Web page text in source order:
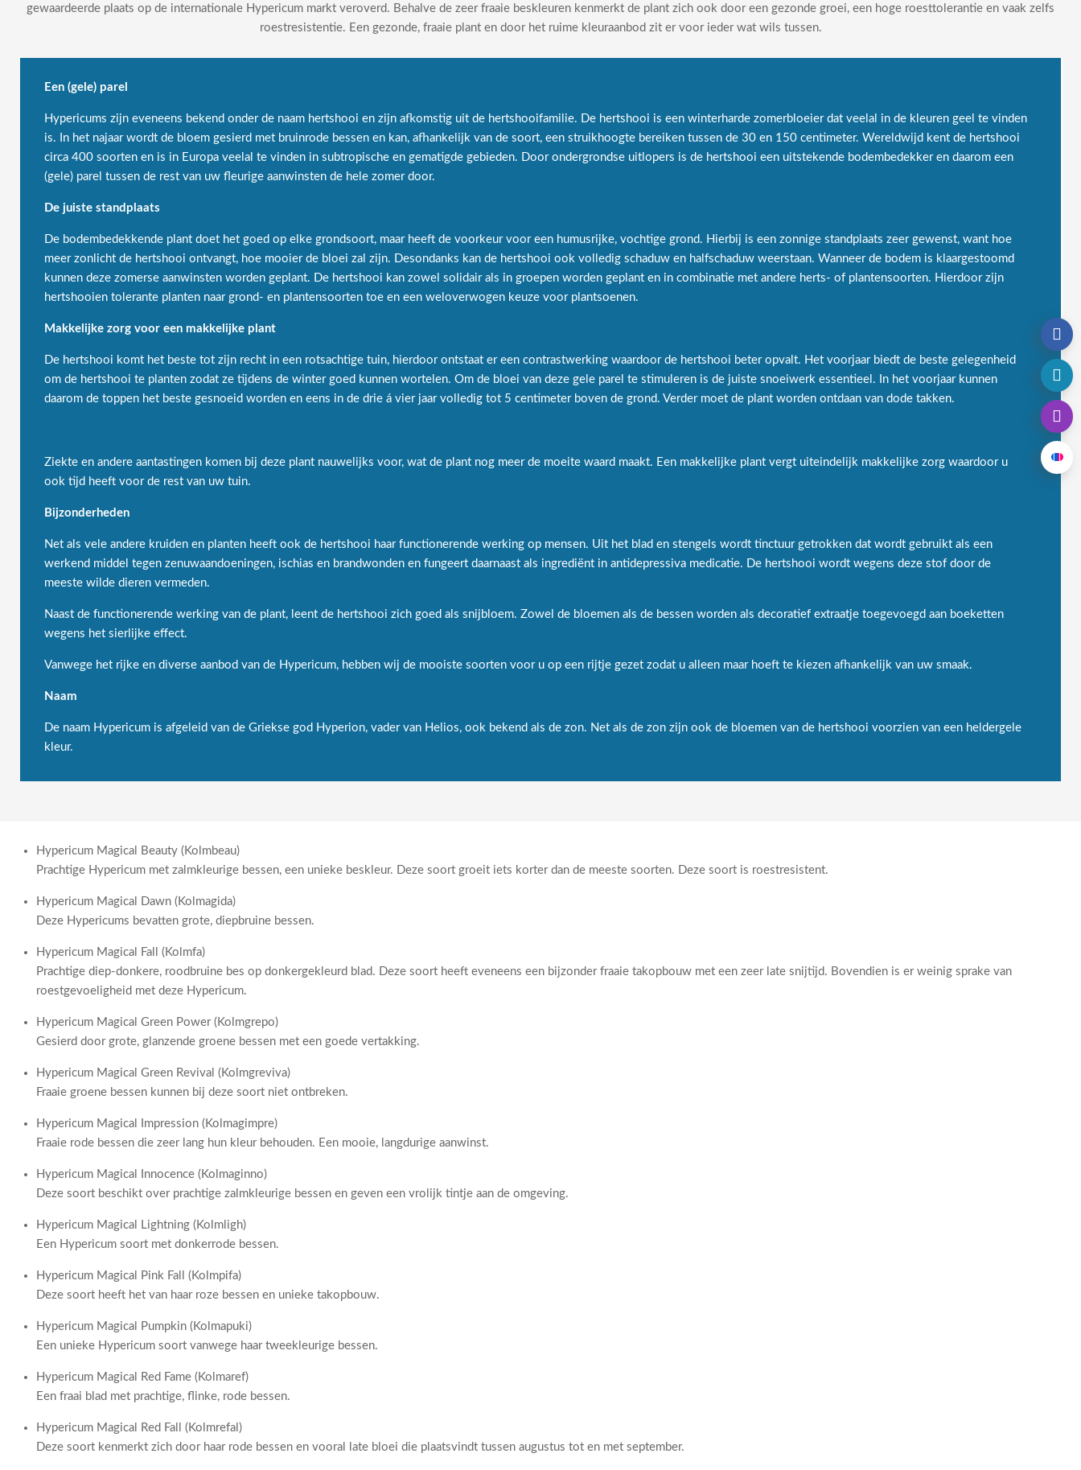
gewaardeerde plaats op de internationale Hypericum markt veroverd. Behalve de zeer fraaie beskleuren kenmerkt de plant zich ook door een gezonde groei, een hoge roesttolerantie en vaak zelfs
roestresistentie. Een gezonde, fraaie plant en door het ruime kleuraanbod zit er voor ieder wat wils tussen.
Een (gele) parel
Hypericums zijn eveneens bekend onder de naam hertshooi en zijn afkomstig uit de hertshooifamilie. De hertshooi is een winterharde zomerbloeier dat veelal in de kleuren geel te vinden
is. In het najaar wordt de bloem gesierd met bruinrode bessen en kan, afhankelijk van de soort, een struikhoogte bereiken tussen de 30 en 150 centimeter. Wereldwijd kent de hertshooi
circa 400 soorten en is in Europa veelal te vinden in subtropische en gematigde gebieden. Door ondergrondse uitlopers is de hertshooi een uitstekende bodembedekker en daarom een
(gele) parel tussen de rest van uw fleurige aanwinsten de hele zomer door.
De juiste standplaats
De bodembedekkende plant doet het goed op elke grondsoort, maar heeft de voorkeur voor een humusrijke, vochtige grond. Hierbij is een zonnige standplaats zeer gewenst, want hoe
meer zonlicht de hertshooi ontvangt, hoe mooier de bloei zal zijn. Desondanks kan de hertshooi ook volledig schaduw en halfschaduw weerstaan. Wanneer de bodem is klaargestoomd
kunnen deze zomerse aanwinsten worden geplant. De hertshooi kan zowel solidair als in groepen worden geplant en in combinatie met andere herts- of plantensoorten. Hierdoor zijn
hertshooien tolerante planten naar grond- en plantensoorten toe en een weloverwogen keuze voor plantsoenen.
Makkelijke zorg voor een makkelijke plant
De hertshooi komt het beste tot zijn recht in een rotsachtige tuin, hierdoor ontstaat er een contrastwerking waardoor de hertshooi beter opvalt. Het voorjaar biedt de beste gelegenheid
om de hertshooi te planten zodat ze tijdens de winter goed kunnen wortelen. Om de bloei van deze gele parel te stimuleren is de juiste snoeiwerk essentieel. In het voorjaar kunnen
daarom de toppen het beste gesnoeid worden en eens in de drie á vier jaar volledig tot 5 centimeter boven de grond. Verder moet de plant worden ontdaan van dode takken.
Ziekte en andere aantastingen komen bij deze plant nauwelijks voor, wat de plant nog meer de moeite waard maakt. Een makkelijke plant vergt uiteindelijk makkelijke zorg waardoor u
ook tijd heeft voor de rest van uw tuin.
Bijzonderheden
Net als vele andere kruiden en planten heeft ook de hertshooi haar functionerende werking op mensen. Uit het blad en stengels wordt tinctuur getrokken dat wordt gebruikt als een
werkend middel tegen zenuwaandoeningen, ischias en brandwonden en fungeert daarnaast als ingrediënt in antidepressiva medicatie. De hertshooi wordt wegens deze stof door de
meeste wilde dieren vermeden.
Naast de functionerende werking van de plant, leent de hertshooi zich goed als snijbloem. Zowel de bloemen als de bessen worden als decoratief extraatje toegevoegd aan boeketten
wegens het sierlijke effect.
Vanwege het rijke en diverse aanbod van de Hypericum, hebben wij de mooiste soorten voor u op een rijtje gezet zodat u alleen maar hoeft te kiezen afhankelijk van uw smaak.
Naam
De naam Hypericum is afgeleid van de Griekse god Hyperion, vader van Helios, ook bekend als de zon. Net als de zon zijn ook de bloemen van de hertshooi voorzien van een heldergele
kleur.
Hypericum Magical Beauty (Kolmbeau)
Prachtige Hypericum met zalmkleurige bessen, een unieke beskleur. Deze soort groeit iets korter dan de meeste soorten. Deze soort is roestresistent.
Hypericum Magical Dawn (Kolmagida)
Deze Hypericums bevatten grote, diepbruine bessen.
Hypericum Magical Fall (Kolmfa)
Prachtige diep-donkere, roodbruine bes op donkergekleurd blad. Deze soort heeft eveneens een bijzonder fraaie takopbouw met een zeer late snijtijd. Bovendien is er weinig sprake van
roestgevoeligheid met deze Hypericum.
Hypericum Magical Green Power (Kolmgrepo)
Gesierd door grote, glanzende groene bessen met een goede vertakking.
Hypericum Magical Green Revival (Kolmgreviva)
Fraaie groene bessen kunnen bij deze soort niet ontbreken.
Hypericum Magical Impression (Kolmagimpre)
Fraaie rode bessen die zeer lang hun kleur behouden. Een mooie, langdurige aanwinst.
Hypericum Magical Innocence (Kolmaginno)
Deze soort beschikt over prachtige zalmkleurige bessen en geven een vrolijk tintje aan de omgeving.
Hypericum Magical Lightning (Kolmligh)
Een Hypericum soort met donkerrode bessen.
Hypericum Magical Pink Fall (Kolmpifa)
Deze soort heeft het van haar roze bessen en unieke takopbouw.
Hypericum Magical Pumpkin (Kolmapuki)
Een unieke Hypericum soort vanwege haar tweekleurige bessen.
Hypericum Magical Red Fame (Kolmaref)
Een fraai blad met prachtige, flinke, rode bessen.
Hypericum Magical Red Fall (Kolmrefal)
Deze soort kenmerkt zich door haar rode bessen en vooral late bloei die plaatsvindt tussen augustus tot en met september.